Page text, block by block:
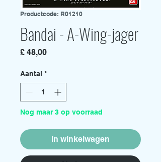
Productcode: R01210
Bandai - A-Wing-jager
£ 48,00Prijs
Aantal *
Nog maar 3 op voorraad
In winkelwagen